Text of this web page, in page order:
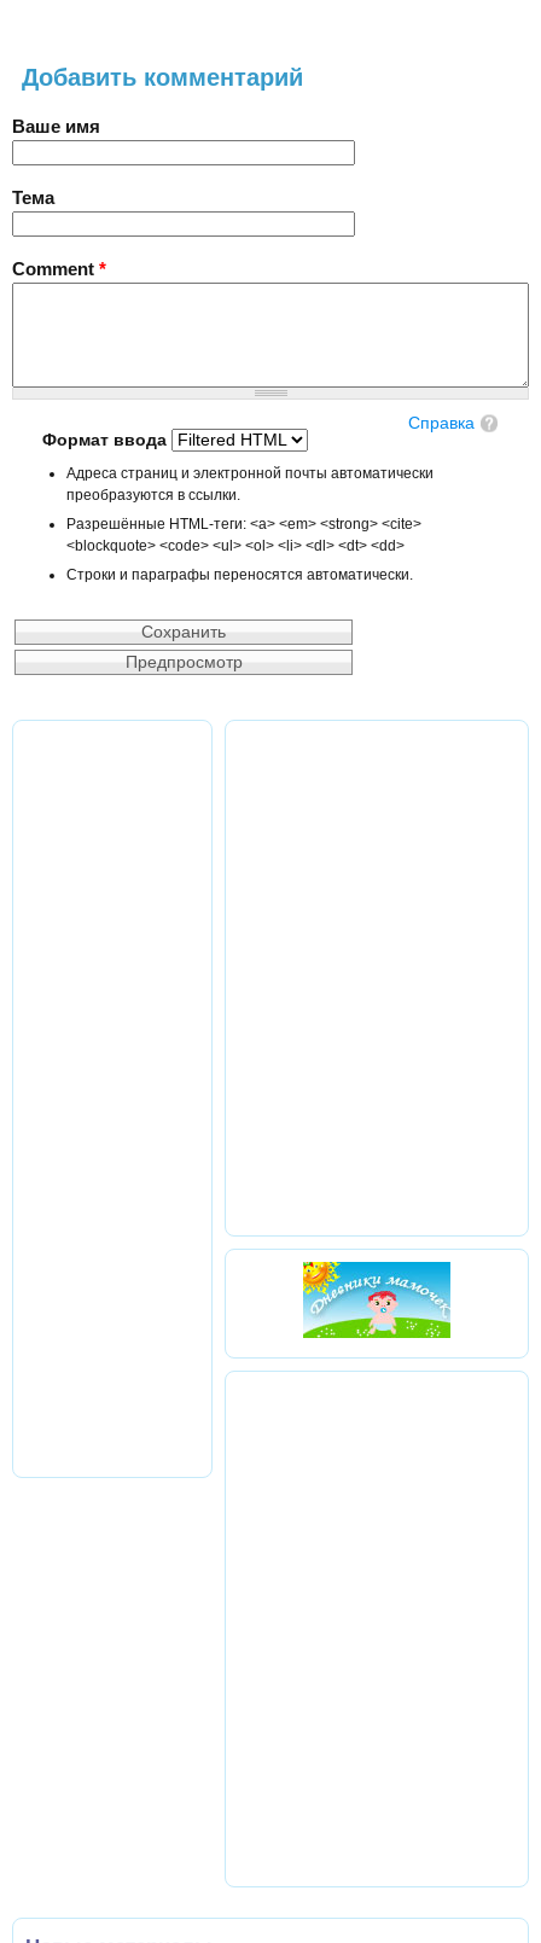
Добавить комментарий
Ваше имя
Тема
Comment *
Справка
Формат ввода
Адреса страниц и электронной почты автоматически
преобразуются в ссылки.
Разрешённые HTML-теги: <a> <em> <strong> <cite>
<blockquote> <code> <ul> <ol> <li> <dl> <dt> <dd>
Строки и параграфы переносятся автоматически.